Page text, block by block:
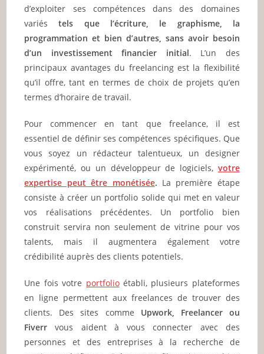
d’exploiter ses compétences dans des domaines
variéstels que l’écriture, le graphisme, la
programmation et bien d’autres, sans avoir besoin
d’un investissement financier initial. L’un des
principaux avantages du freelancing est la flexibilité
qu’il offre, tant en termes de choix de projets qu’en
termes d’horaire de travail.
Pour commencer en tant que freelance, il est
essentiel de définir ses compétences spécifiques. Que
vous soyez un rédacteur talentueux, un designer
expérimenté, ou un développeur de logiciels, votre
expertise peut être monétisée. La première étape
consiste à créer un portfolio solide qui met en valeur
vos réalisations précédentes. Un portfolio bien
construit servira non seulement de vitrine pour vos
talents, mais il augmentera également votre
crédibilité auprès des clients potentiels.
Une fois votre portfolioétabli, plusieurs plateformes
en ligne permettent aux freelances de trouver des
clients. Des sites comme Upwork, Freelancer ou
Fiverr vous aident à vous connecter avec des
personnes et des entreprises à la recherche de